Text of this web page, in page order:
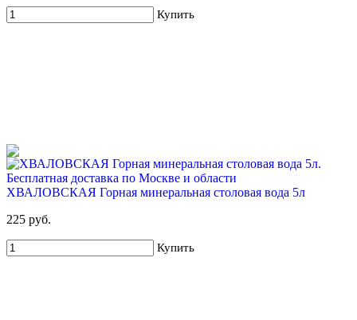
Купить
ХВАЛОВСКАЯ Горная минеральная столовая вода 5л
225 руб.
Купить